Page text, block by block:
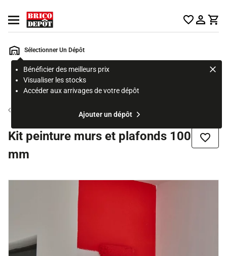
Ouvrir le menu
Sélectionner Un Dépôt
Bénéficier des meilleurs prix
Visualiser les stocks
Accéder aux arrivages de votre dépôt
Ajouter un dépôt
Rechercher
page
Outil du peintre et du tapissier
Kit peinture murs et plafonds 100
mm